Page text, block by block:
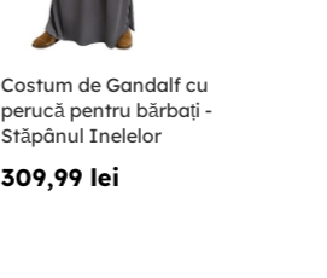
Costum de Gandalf cu
perucă pentru bărbați -
Stăpânul Inelelor
309,99 lei